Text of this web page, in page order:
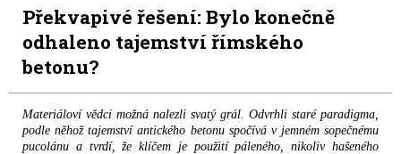
Překvapivé řešení: Bylo konečně
odhaleno tajemství římského
betonu?
Materiáloví vědci možná nalezli svatý grál. Odvrhli staré paradigma,
podle něhož tajemství antického betonu spočívá v jemném sopečnému
pucolánu a tvrdí, že klíčem je použití páleného, nikoliv hašeného